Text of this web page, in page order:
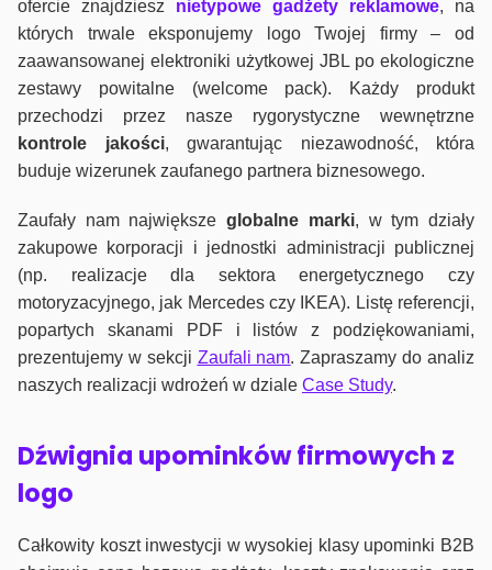
ofercie znajdziesz nietypowe gadżety reklamowe, na
których trwale eksponujemy logo Twojej firmy – od
zaawansowanej elektroniki użytkowej JBL po ekologiczne
zestawy powitalne (welcome pack). Każdy produkt
przechodzi przez nasze rygorystyczne wewnętrzne
kontrole jakości, gwarantując niezawodność, która
buduje wizerunek zaufanego partnera biznesowego.
Zaufały nam największeglobalne marki, w tym działy
zakupowe korporacji i jednostki administracji publicznej
(np. realizacje dla sektora energetycznego czy
motoryzacyjnego, jak Mercedes czy IKEA). Listę referencji,
popartych skanami PDF i listów z podziękowaniami,
prezentujemy w sekcji Zaufali nam. Zapraszamy do analiz
naszych realizacji wdrożeń w dziale Case Study.
Dźwignia upominków firmowych z
logo
Całkowity koszt inwestycji w wysokiej klasy upominki B2B